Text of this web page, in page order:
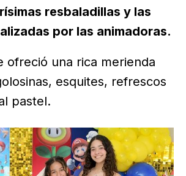
resbaladillas y las
por las animadoras.
ofreció una rica merienda
esquites, refrescos
pastel.